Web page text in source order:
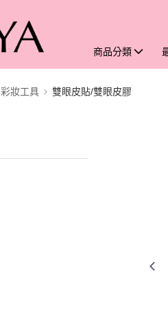
商品分類
彩妝工具 雙眼皮貼/雙眼皮膠